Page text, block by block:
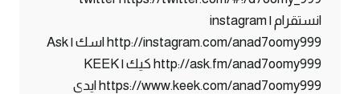
انستقرام | instagram
http://instagram.com/anad7oomy999 اسك | Ask
http://ask.fm/anad7oomy999 كيك | KEEK
https://www.keek.com/anad7oomy999 ايدي